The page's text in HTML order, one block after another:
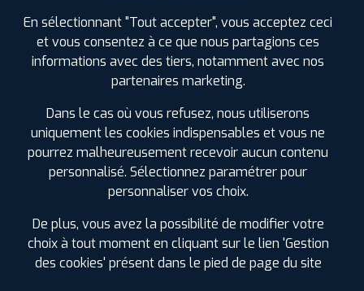
En sélectionnant "Tout accepter", vous acceptez ceci
et vous consentez à ce que nous partagions ces
informations avec des tiers, notamment avec nos
partenaires marketing.
Dans le cas où vous refusez, nous utiliserons
uniquement les cookies indispensables et vous ne
pourrez malheureusement recevoir aucun contenu
personnalisé. Sélectionnez paramétrer pour
personnaliser vos choix.
De plus, vous avez la possibilité de modifier votre
choix à tout moment en cliquant sur le lien 'Gestion
des cookies' présent dans le pied de page du site